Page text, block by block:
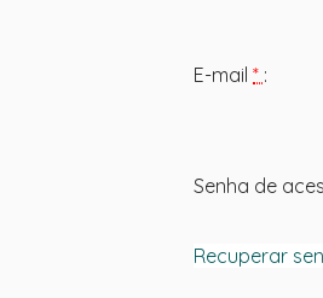
E-mail * :
Senha de
Recuperar